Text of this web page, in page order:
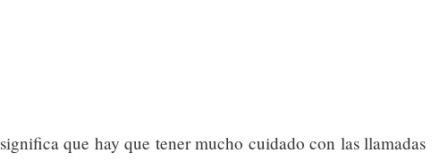
que hay que tener mucho cuidado con las llamadas